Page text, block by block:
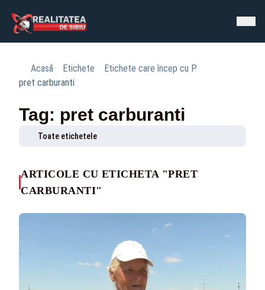
Acasă Etichete
Etichete care încep cu P
pret carburanti
Tag: pret carburanti
Toate etichetele
ARTICOLE CU ETICHETA "PRET
CARBURANTI"